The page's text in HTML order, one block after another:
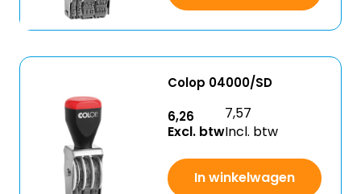
Colop 04000/SD
6,26
Excl. btw
7,57
Incl. btw
In winkelwagen